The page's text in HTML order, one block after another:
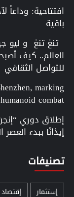
افتتاحية: وداعاً
باقية
تنغ تنغ و ليو
العالم.. كيف
للتواصل الثقافي
marking
combat
إطلاق دوري
إيذانًا ببدء
تصنيفات
إستثمار إقتصاد